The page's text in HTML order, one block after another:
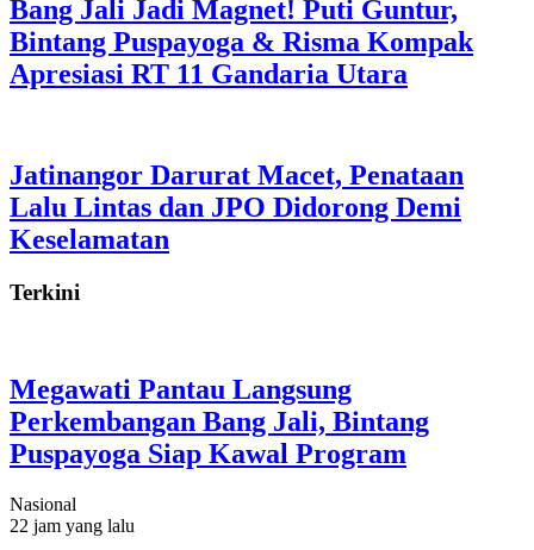
Bang Jali Jadi Magnet! Puti Guntur,
Bintang Puspayoga & Risma Kompak
Apresiasi RT 11 Gandaria Utara
Jatinangor Darurat Macet, Penataan
Lalu Lintas dan JPO Didorong Demi
Keselamatan
Terkini
Megawati Pantau Langsung
Perkembangan Bang Jali, Bintang
Puspayoga Siap Kawal Program
Nasional
22 jam yang lalu